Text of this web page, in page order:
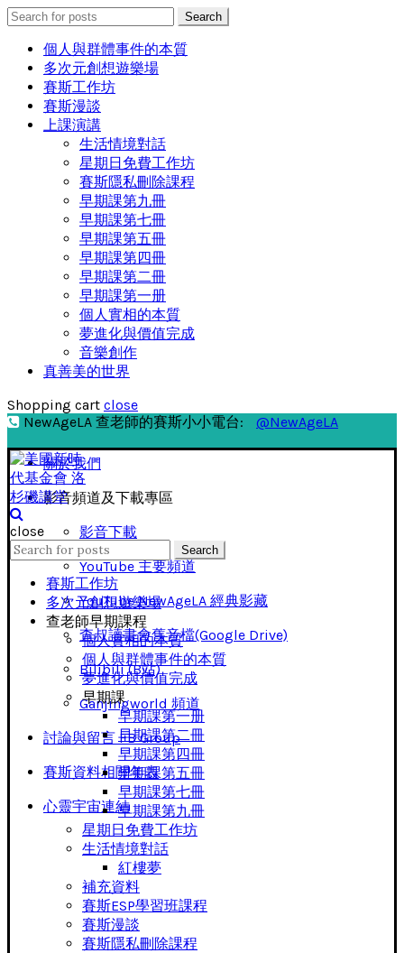
Search
for:
Search
個人與群體事件的本質
多次元創想遊樂場
賽斯工作坊
賽斯漫談
上課演講
生活情境對話
星期日免費工作坊
賽斯隱私刪除課程
早期課第九冊
早期課第七冊
早期課第五冊
早期課第四冊
早期課第二冊
早期課第一册
個人實相的本質
夢進化與價值完成
音樂創作
真善美的世界
Shopping cart close
NewAgeLA 查老師的賽斯小小電台:
@NewAgeLA
關於我們
影音頻道及下載專區
影音下載
YouTube 主要頻道
YouTube NewAgeLA 經典影藏
查叔讀書會舊音檔(Google Drive)
Bilibili (B站)
Ganjingworld 頻道
討論與留言 FB Group
賽斯資料相關年表
心靈宇宙連結
close
Search
for:
Search
賽斯工作坊
多次元創想遊樂場
查老師早期課程
個人實相的本質
個人與群體事件的本質
夢進化與價值完成
早期課
早期課第一册
早期課第二冊
早期課第四冊
早期課第五冊
早期課第七冊
早期課第九冊
星期日免費工作坊
生活情境對話
紅樓夢
補充資料
賽斯ESP學習班課程
賽斯漫談
賽斯隱私刪除課程